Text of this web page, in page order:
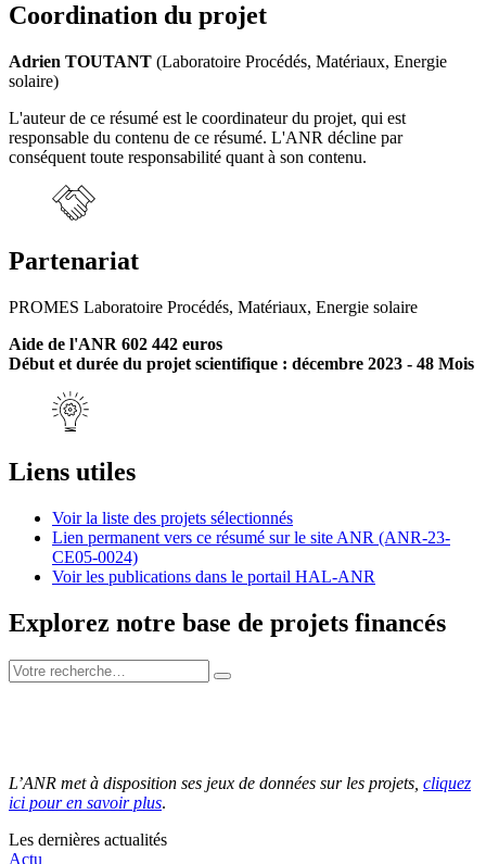
Coordination du projet
Adrien TOUTANT (Laboratoire Procédés, Matériaux, Energie
solaire)
L'auteur de ce résumé est le coordinateur du projet, qui est
responsable du contenu de ce résumé. L'ANR décline par
conséquent toute responsabilité quant à son contenu.
Partenariat
PROMES Laboratoire Procédés, Matériaux, Energie solaire
Aide de l'ANR 602 442 euros
Début et durée du projet scientifique : décembre 2023 - 48 Mois
Liens utiles
Voir la liste des projets sélectionnés
Lien permanent vers ce résumé sur le site ANR (ANR-23-
CE05-0024)
Voir les publications dans le portail HAL-ANR
Explorez notre base de projets financés
L’ANR met à disposition ses jeux de données sur les projets, cliquez
ici pour en savoir plus.
Les dernières actualités
Actu